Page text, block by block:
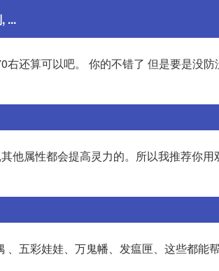
...
还算可以吧。 你的不错了 但是要是没
他属性都会提高灵力的。所以我推荐你
五彩娃娃、万鬼幡、发瘟匣、这些都能